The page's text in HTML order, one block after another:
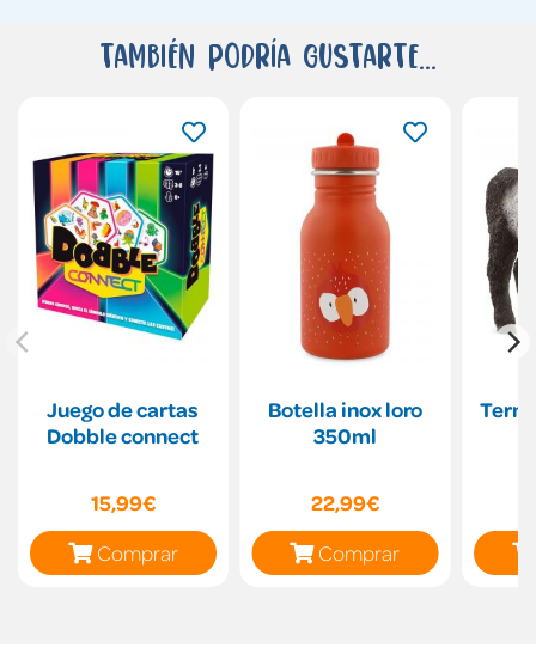
También podría gustarte...
Juego de cartas
Dobble connect
15,99€
Comprar
Botella inox loro
350ml
22,99€
Comprar